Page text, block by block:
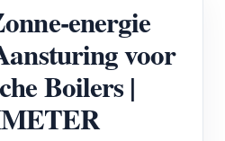
energiemeter (WEM3080T)
energiemeter (WEM3046T)
(WEM3050T)
energie
voor
Boilers |